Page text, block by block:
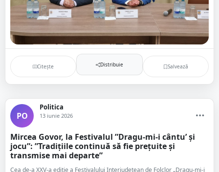
Citește Distribuie Salvează
PO
Politica
13 iunie 2026
Mircea Govor, la Festivalul ”Dragu-mi-i cântu’ și
jocu”: ”Tradițiile continuă să fie prețuite și
transmise mai departe”
Cea de-a XXV-a ediție a Festivalului Interjudețean de Folclor „Dragu-mi-i